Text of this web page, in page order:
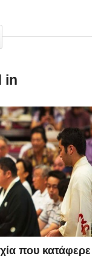
σε γρήγορη
πίνακα.
in
που κατάφερε